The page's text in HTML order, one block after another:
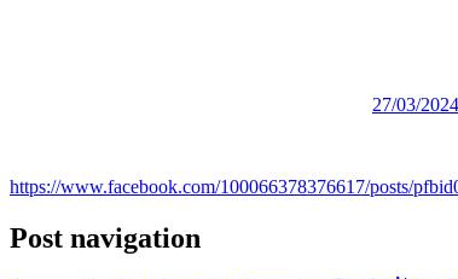
27/03/2024
https://www.facebook.com/100066378376617/posts/
Post navigation